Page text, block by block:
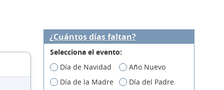
¿Cuántos días faltan?
Selecciona el evento:
Día de Navidad
Año Nuevo
Día de la Madre
Día del Padre